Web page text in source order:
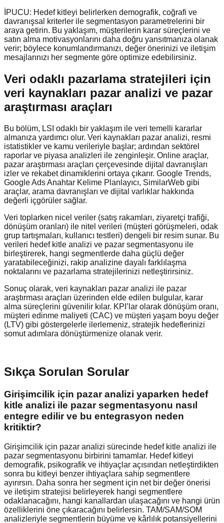
İPUCU: Hedef kitleyi belirlerken demografik, coğrafi ve
davranışsal kriterler ile segmentasyon parametrelerini bir
araya getirin. Bu yaklaşım, müşterilerin karar süreçlerini ve
satın alma motivasyonlarını daha doğru yansıtmanıza olanak
verir; böylece konumlandırmanızı, değer önerinizi ve iletişim
mesajlarınızı her segmente göre optimize edebilirsiniz.
Veri odaklı pazarlama stratejileri için
veri kaynakları pazar analizi ve pazar
araştırması araçları
Bu bölüm, LSI odaklı bir yaklaşım ile veri temelli kararlar
almanıza yardımcı olur. Veri kaynakları pazar analizi, resmi
istatistikler ve kamu verileriyle başlar; ardından sektörel
raporlar ve piyasa analizleri ile zenginleşir. Online araçlar,
pazar araştırması araçları çerçevesinde dijital davranışları
izler ve rekabet dinamiklerini ortaya çıkarır. Google Trends,
Google Ads Anahtar Kelime Planlayıcı, SimilarWeb gibi
araçlar, arama davranışları ve dijital varlıklar hakkında
değerli içgörüler sağlar.
Veri toplarken nicel veriler (satış rakamları, ziyaretçi trafiği,
dönüşüm oranları) ile nitel verileri (müşteri görüşmeleri, odak
grup tartışmaları, kullanıcı testleri) dengeli bir resim sunar. Bu
verileri hedef kitle analizi ve pazar segmentasyonu ile
birleştirerek, hangi segmentlerde daha güçlü değer
yaratabileceğinizi, rakip analizine dayalı farklılaşma
noktalarını ve pazarlama stratejilerinizi netleştirirsiniz.
Sonuç olarak, veri kaynakları pazar analizi ile pazar
araştırması araçları üzerinden elde edilen bulgular, karar
alma süreçlerini güvenilir kılar. KPI’lar olarak dönüşüm oranı,
müşteri edinme maliyeti (CAC) ve müşteri yaşam boyu değer
(LTV) gibi göstergelerle ilerlemeniz, stratejik hedeflerinizi
somut adımlara dönüştürmenize olanak verir.
Sıkça Sorulan Sorular
Girişimcilik için pazar analizi yaparken hedef
kitle analizi ile pazar segmentasyonu nasıl
entegre edilir ve bu entegrasyon neden
kritiktir?
Girişimcilik için pazar analizi sürecinde hedef kitle analizi ile
pazar segmentasyonu birbirini tamamlar. Hedef kitleyi
demografik, psikografik ve ihtiyaçlar açısından netleştirdikten
sonra bu kitleyi benzer ihtiyaçlara sahip segmentlere
ayırırsın. Daha sonra her segment için net bir değer önerisi
ve iletişim stratejisi belirleyerek hangi segmentlere
odaklanacağını, hangi kanallardan ulaşacağını ve hangi ürün
özelliklerini öne çıkaracağını belirlersin. TAM/SAM/SOM
analizleriyle segmentlerin büyüme ve kârlılık potansiyellerini